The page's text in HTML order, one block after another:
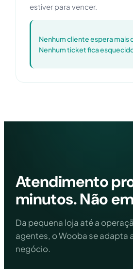
estiver para vencer.
Nenhum cliente espera mais
Nenhum ticket fica
Atendimento
minutos. Não
Da pequena loja até a
agentes, o Wooba se adapta
negócio.